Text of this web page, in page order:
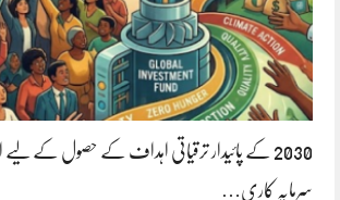
2030 کے پائیدار ترقیاتی اہداف کے حصول کے لیے
سرمایہ کاری…